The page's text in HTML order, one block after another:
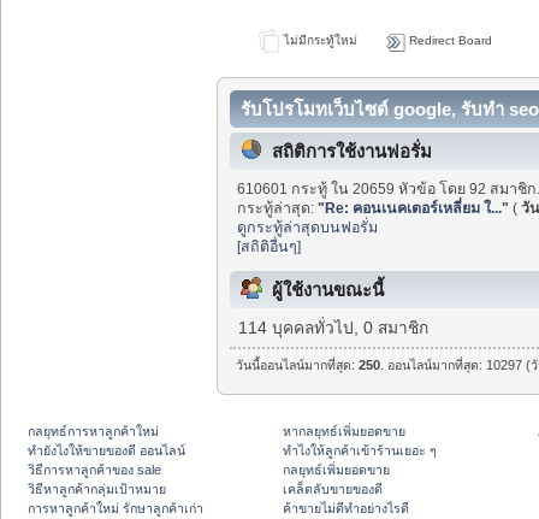
ไม่มีกระทู้ใหม่ Redirect Board
รับโปรโมทเว็บไซต์ google, รับทำ
สถิติการใช้งานฟอรั่ม
610601 กระทู้ ใน 20659 หัวข้อ โดย 92 สมาชิ
กระทู้ล่าสุด:"Re: คอนเนคเตอร์เหลี่ยม ใ..." (วั
ดูกระทู้ล่าสุดบนฟอรั่ม
[สถิติอื่นๆ]
ผู้ใช้งานขณะนี้
114 บุคคลทั่วไป, 0 สมาชิก
วันนี้ออนไลน์มากที่สุด:250 . ออนไลน์มากที่สุด: 10297
กลยุทธ์การหาลูกค้าใหม่
ทํายังไงให้ขายของดี ออนไลน์
วิธีการหาลูกค้าของ sale
วิธีหาลูกค้ากลุ่มเป้าหมาย
การหาลูกค้าใหม่ รักษาลูกค้าเก่า
หากลยุทธ์เพิ่มยอดขาย
ทําไงให้ลูกค้าเข้าร้านเยอะ ๆ
กลยุทธ์เพิ่มยอดขาย
เคล็ดลับขายของดี
ค้าขายไม่ดีทำอย่างไรดี